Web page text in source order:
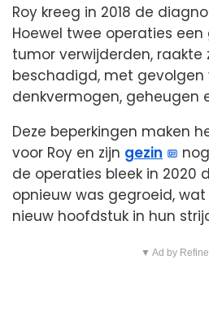
Roy kreeg in 2018 de
Hoewel twee operaties
tumor verwijderden, raakte
beschadigd, met gevolgen
denkvermogen, geheugen
Deze beperkingen maken
voor Roy en zijn gezin
de operaties bleek in 2020
opnieuw was gegroeid,
nieuw hoofdstuk in hun
▼ Ad by